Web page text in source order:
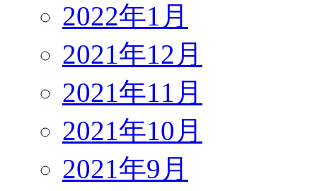
2022年1月
2021年12月
2021年11月
2021年10月
2021年9月